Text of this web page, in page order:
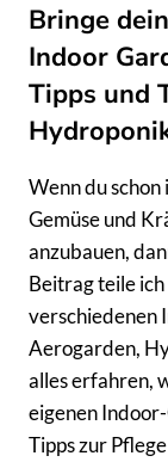
Bringe
Indoor
Tipps und
Wenn du
Gemüse und
anzubauen,
Beitrag teile
verschiedenen
Aerogarden,
alles erfahren,
eigenen
Tipps zur